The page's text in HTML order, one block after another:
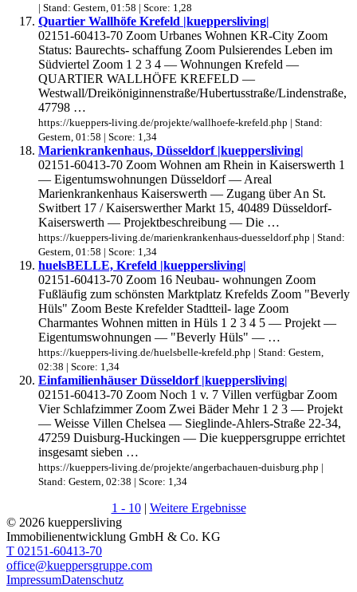
| Stand: Gestern, 01:58 | Score: 1,28
Quartier Wallhöfe Krefeld |kueppersliving|
02151-60413-70 Zoom Urbanes Wohnen KR-City Zoom
Status: Baurechts- schaffung Zoom Pulsierendes Leben im
Südviertel Zoom 1 2 3 4 — Wohnungen Krefeld —
QUARTIER WALLHÖFE KREFELD —
Westwall/Dreiköniginnenstraße/Hubertusstraße/Lindenstraße,
47798 …
https://kueppers-living.de/projekte/wallhoefe-krefeld.php | Stand:
Gestern, 01:58 | Score: 1,34
Marienkrankenhaus, Düsseldorf |kueppersliving|
02151-60413-70 Zoom Wohnen am Rhein in Kaiserswerth 1
— Eigentumswohnungen Düsseldorf — Areal
Marienkrankenhaus Kaiserswerth — Zugang über An St.
Switbert 17 / Kaiserswerther Markt 15, 40489 Düsseldorf-
Kaiserswerth — Projektbeschreibung — Die …
https://kueppers-living.de/marienkrankenhaus-duesseldorf.php | Stand:
Gestern, 01:58 | Score: 1,34
huelsBELLE, Krefeld |kueppersliving|
02151-60413-70 Zoom 16 Neubau- wohnungen Zoom
Fußläufig zum schönsten Marktplatz Krefelds Zoom "Beverly
Hüls" Zoom Beste Krefelder Stadtteil- lage Zoom
Charmantes Wohnen mitten in Hüls 1 2 3 4 5 — Projekt —
Eigentumswohnungen — "Beverly Hüls" — …
https://kueppers-living.de/huelsbelle-krefeld.php | Stand: Gestern,
02:38 | Score: 1,34
Einfamilienhäuser Düsseldorf |kueppersliving|
02151-60413-70 Zoom Noch 1 v. 7 Villen verfügbar Zoom
Vier Schlafzimmer Zoom Zwei Bäder Mehr 1 2 3 — Projekt
— Weisse Villen Chelsea — Sieglinde-Ahlers-Straße 22-34,
47259 Duisburg-Huckingen — Die kueppersgruppe errichtet
insgesamt sieben …
https://kueppers-living.de/projekte/angerbachauen-duisburg.php |
Stand: Gestern, 02:38 | Score: 1,34
1 - 10| Weitere Ergebnisse
© 2026 kueppersliving
Immobilienentwicklung GmbH & Co. KG
T 02151-60413-70
office@kueppersgruppe.com
ImpressumDatenschutz